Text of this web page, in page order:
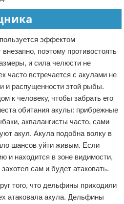
эффектом
поэтому противостоять
и сила челюсти не
часто встречается с акулами не
и распущенности этой рыбы.
к человеку, чтобы забрать его
обитания акулы: прибрежные
аквалангисты часто, сами
акул. Акула подобна волку в
шансов уйти живым. Если
и находится в зоне видимости,
сам и будет атаковать.
того, что дельфины приходили
атаковала акула. Дельфины